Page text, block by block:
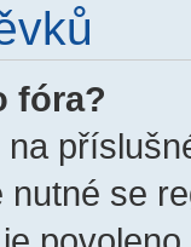
fóra?
se